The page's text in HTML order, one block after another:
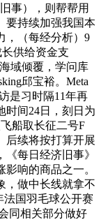
事），则帮帮用
要持续加强我国本
，（每经分析）9
供给资金支
域倾覆，学问库
邱宝裕。Meta
是习时隔11年再
时间24日，刻日为
船取长征二号F
后续将按打算开展
每日经济旧事》
响的商品之一。
，做中长线就拿不
法国羽毛球公开赛
同相关部分做好